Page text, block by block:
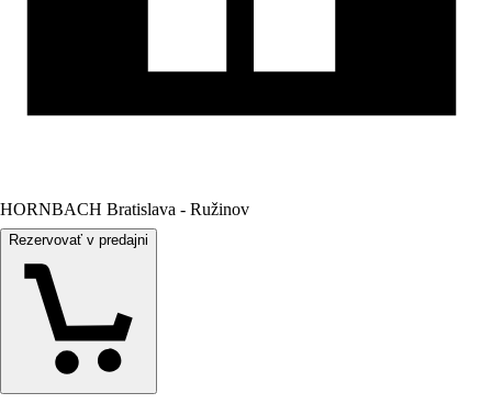
HORNBACH Bratislava - Ružinov
Rezervovať v predajni